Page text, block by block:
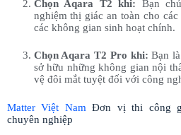
Chọn Aqara T2 khi: Bạn
nghiệm thị giác an toàn cho
các không gian sinh hoạt chính.
Chọn Aqara T2 Pro khi: Bạn
sở hữu những không gian nội
vệ đôi mắt tuyệt đối với công
Matter Việt Nam Đơn vị thi công
chuyên nghiệp